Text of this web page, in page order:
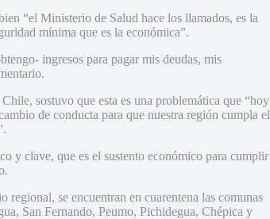
“el Ministerio de Salud hace los llamados, es la
mínima que es la económica”.
ingresos para pagar mis deudas, mis
sostuvo que esta es una problemática que “hoy
de conducta para que nuestra región cumpla el
y clave, que es el sustento económico para cumplir
regional, se encuentran en cuarentena las comunas
San Fernando, Peumo, Pichidegua, Chépica y